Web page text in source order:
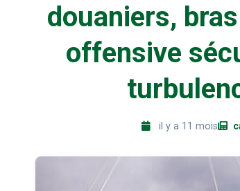
douaniers,
offensive
il y a 11 mois